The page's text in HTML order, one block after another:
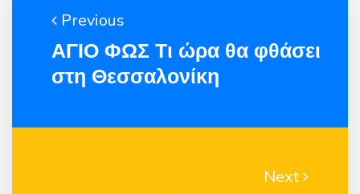
Previous
ΑΓΙΟ ΦΩΣ Τι ώρα θα φθάσει
στη Θεσσαλονίκη
Next